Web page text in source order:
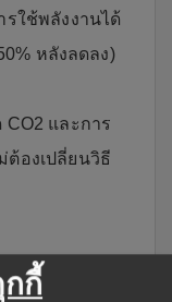
ใช้พลังงานได้
หลังลดลง)
และการ
องเปลี่ยนวิธี
กี้